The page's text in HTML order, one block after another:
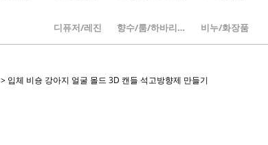
디퓨저/레진 향수/룸/하바리움 비누/화장품
> 입체 비숑 강아지 얼굴 몰드 3D 캔들 석고방향제 만들기